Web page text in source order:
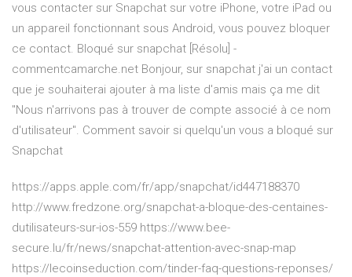
vous contacter sur Snapchat sur votre iPhone, votre iPad ou
un appareil fonctionnant sous Android, vous pouvez bloquer
ce contact. Bloqué sur snapchat [Résolu] -
commentcamarche.net Bonjour, sur snapchat j'ai un contact
que je souhaiterai ajouter à ma liste d'amis mais ça me dit
"Nous n'arrivons pas à trouver de compte associé à ce nom
d'utilisateur". Comment savoir si quelqu'un vous a bloqué sur
Snapchat
https://apps.apple.com/fr/app/snapchat/id447188370
http://www.fredzone.org/snapchat-a-bloque-des-centaines-
dutilisateurs-sur-ios-559 https://www.bee-
secure.lu/fr/news/snapchat-attention-avec-snap-map
https://lecoinseduction.com/tinder-faq-questions-reponses/